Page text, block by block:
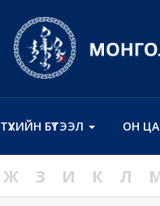
ТҮҮХИЙН БҮТЭЭЛ ОН
Ж З И К Л